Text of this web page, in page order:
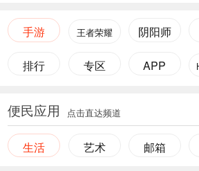
手游 王者荣耀 阴阳师
排行 专区 APP
便民应用 点击直达频道
生活 艺术 邮箱